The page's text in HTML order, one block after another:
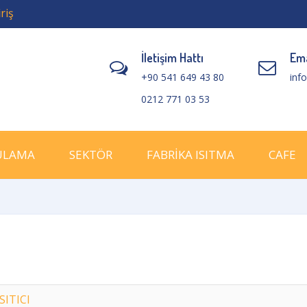
İletişim Hattı
+90 541 649 43 80
0212 771 03 53
SEKTÖR FABRİKA ISITMA CAFE